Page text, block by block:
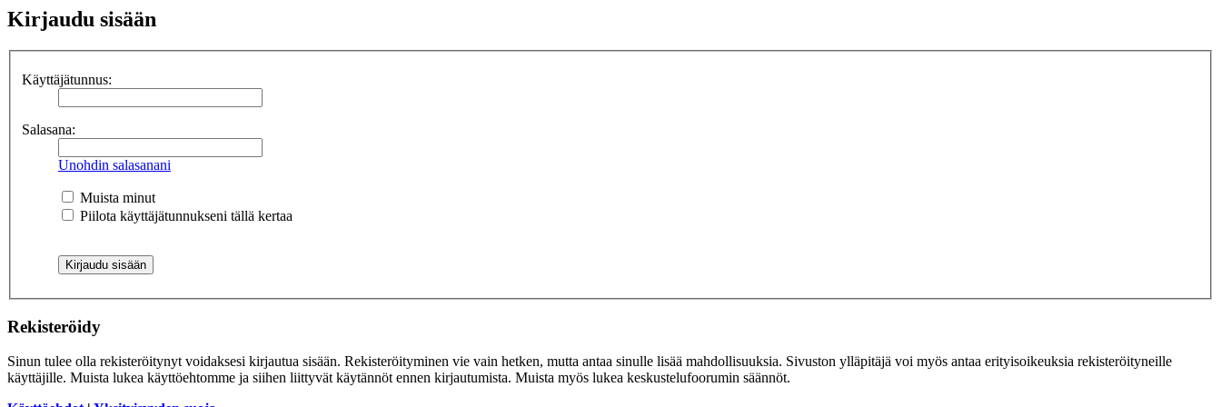
Kirjaudu sisään
Käyttäjätunnus:
Salasana:
Unohdin salasanani
Muista minut
Piilota käyttäjätunnukseni tällä kertaa
Rekisteröidy
Sinun tulee olla rekisteröitynyt voidaksesi kirjautua sisään. Rekisteröityminen vie vain hetken, mutta antaa sinulle lisää mahdollisuuksia. Sivuston ylläpitäjä voi myös antaa erityisoikeuksia rekisteröityneille
käyttäjille. Muista lukea käyttöehtomme ja siihen liittyvät käytännöt ennen kirjautumista. Muista myös lukea keskustelufoorumin säännöt.